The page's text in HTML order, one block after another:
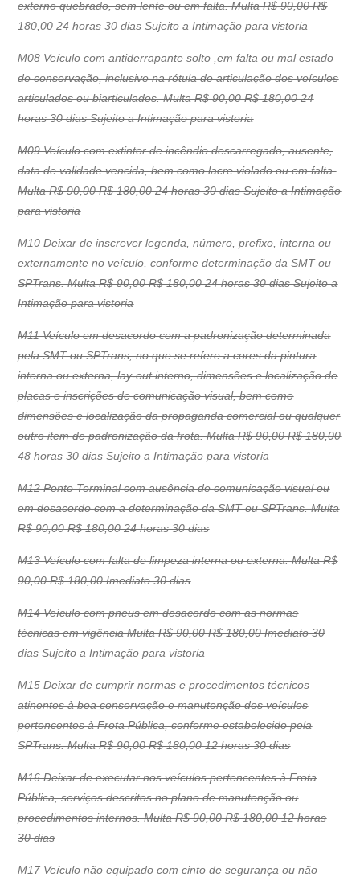
externo quebrado, sem lente ou em falta. Multa R$ 90,00 R$
180,00 24 horas 30 dias Sujeito a Intimação para vistoria
M08 Veículo com antiderrapante solto ,em falta ou mal estado
de conservação, inclusive na rótula de articulação dos veículos
articulados ou biarticulados. Multa R$ 90,00 R$ 180,00 24
horas 30 dias Sujeito a Intimação para vistoria
M09 Veículo com extintor de incêndio descarregado, ausente,
data de validade vencida, bem como lacre violado ou em falta.
Multa R$ 90,00 R$ 180,00 24 horas 30 dias Sujeito a Intimação
para vistoria
M10 Deixar de inscrever legenda, número, prefixo, interna ou
externamente no veículo, conforme determinação da SMT ou
SPTrans. Multa R$ 90,00 R$ 180,00 24 horas 30 dias Sujeito a
Intimação para vistoria
M11 Veículo em desacordo com a padronização determinada
pela SMT ou SPTrans, no que se refere a cores da pintura
interna ou externa, lay-out interno, dimensões e localização de
placas e inscrições de comunicação visual, bem como
dimensões e localização da propaganda comercial ou qualquer
outro item de padronização da frota. Multa R$ 90,00 R$ 180,00
48 horas 30 dias Sujeito a Intimação para vistoria
M12 Ponto Terminal com ausência de comunicação visual ou
em desacordo com a determinação da SMT ou SPTrans. Multa
R$ 90,00 R$ 180,00 24 horas 30 dias
M13 Veículo com falta de limpeza interna ou externa. Multa R$
90,00 R$ 180,00 Imediato 30 dias
M14 Veículo com pneus em desacordo com as normas
técnicas em vigência Multa R$ 90,00 R$ 180,00 Imediato 30
dias Sujeito a Intimação para vistoria
M15 Deixar de cumprir normas e procedimentos técnicos
atinentes à boa conservação e manutenção dos veículos
pertencentes à Frota Pública, conforme estabelecido pela
SPTrans. Multa R$ 90,00 R$ 180,00 12 horas 30 dias
M16 Deixar de executar nos veículos pertencentes à Frota
Pública, serviços descritos no plano de manutenção ou
procedimentos internos. Multa R$ 90,00 R$ 180,00 12 horas
30 dias
M17 Veículo não equipado com cinto de segurança ou não